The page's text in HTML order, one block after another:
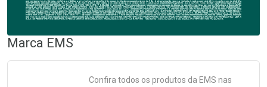
Marca EMS
Confira todos os produtos da EMS nas